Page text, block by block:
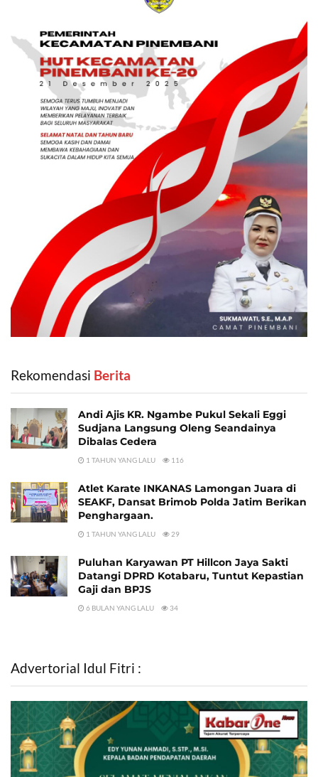
Rekomendasi ‎ Berita
Andi Ajis KR. Ngambe Pukul Sekali Eggi
Sudjana Langsung Oleng Seandainya
Dibalas Cedera
1 TAHUN YANG LALU 116
Atlet Karate INKANAS Lamongan Juara di
SEAKF, Dansat Brimob Polda Jatim Berikan
Penghargaan.
1 TAHUN YANG LALU 29
Puluhan Karyawan PT Hillcon Jaya Sakti
Datangi DPRD Kotabaru, Tuntut Kepastian
Gaji dan BPJS
6 BULAN YANG LALU 34
Advertorial Idul Fitri :